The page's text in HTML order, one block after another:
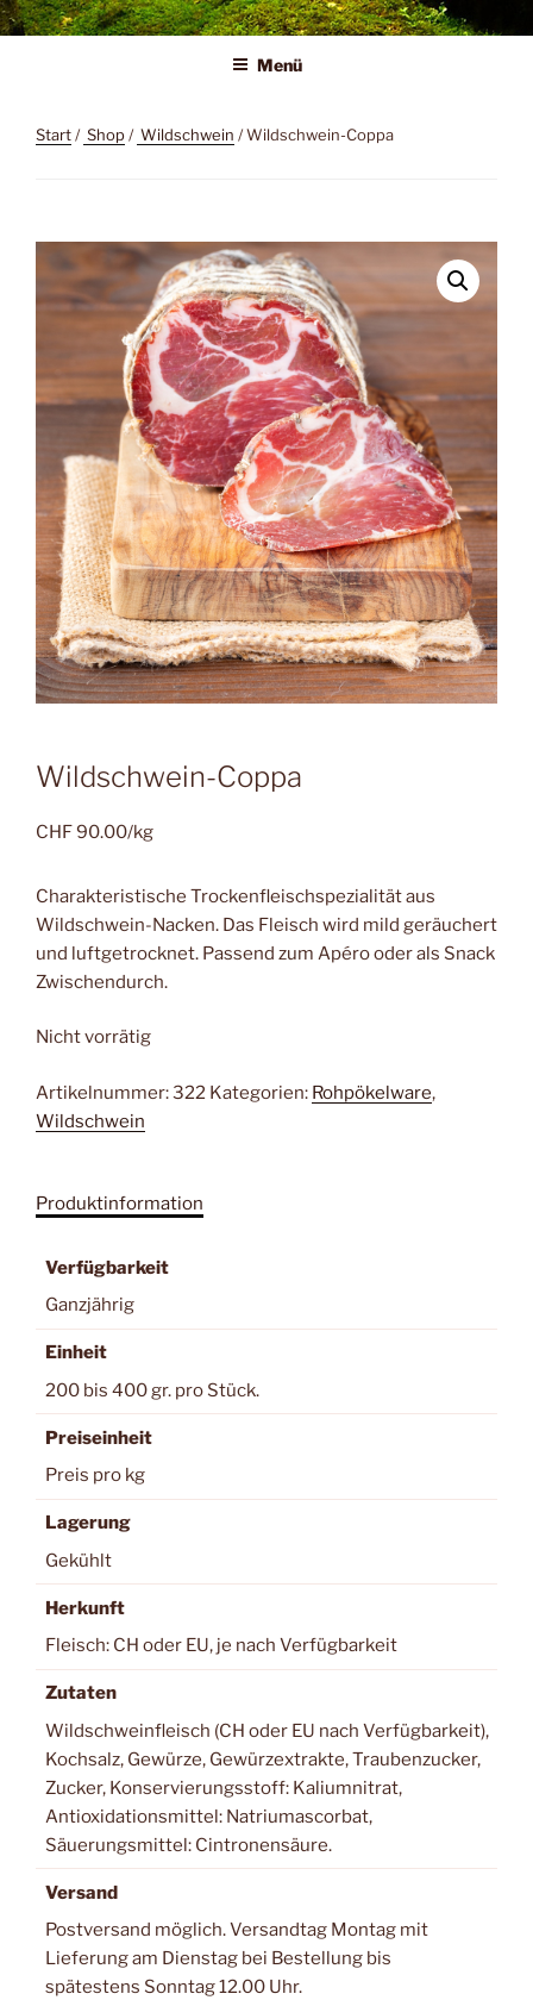
Zum
Inhalt
Liebeswerkstatt
Wilder Genuss
Menü
Start/ Shop/ Wildschwein / Wildschwein-Coppa
Wildschwein-Coppa
CHF90.00/kg
Charakteristische Trockenfleischspezialität aus
Wildschwein-Nacken. Das Fleisch wird mild geräuchert
und luftgetrocknet. Passend zum Apéro oder als Snack
Zwischendurch.
Nicht vorrätig
Artikelnummer:322 Kategorien: Rohpökelware,
Wildschwein
Produktinformation
Verfügbarkeit
Ganzjährig
Einheit
200 bis 400 gr. pro Stück.
Preiseinheit
Preis pro kg
Lagerung
Gekühlt
Herkunft
Fleisch: CH oder EU, je nach Verfügbarkeit
Zutaten
Wildschweinfleisch (CH oder EU nach Verfügbarkeit),
Kochsalz, Gewürze, Gewürzextrakte, Traubenzucker,
Zucker, Konservierungsstoff: Kaliumnitrat,
Antioxidationsmittel: Natriumascorbat,
Säuerungsmittel: Cintronensäure.
Versand
Postversand möglich. Versandtag Montag mit
Lieferung am Dienstag bei Bestellung bis
spätestens Sonntag 12.00 Uhr.